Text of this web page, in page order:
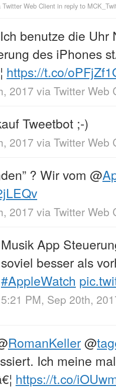
Twitter Web Client in reply to
Ich benutze die Uhr
des iPhones
https://t.co/
2017 via Twitter Web
Tweetbot ;-)
2017 via Twitter Web
? Wir vom @
2017 via Twitter Web
Musik App
soviel besser als
#AppleWatch
5:21 PM, Sep 20th,
RomanKeller@
Ich meine
https://t.co/